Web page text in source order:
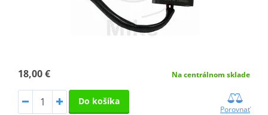
18,00 € Na centrálnom sklade
Do košíka
Porovnať